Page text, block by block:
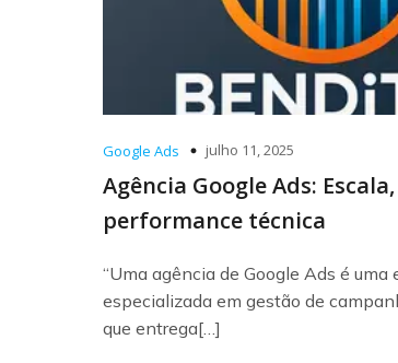
Google Ads julho 11, 2025
Agência Google Ads:
performance técnica
“Uma agência de Google Ads é uma
especializada em gestão de
que entrega[…]